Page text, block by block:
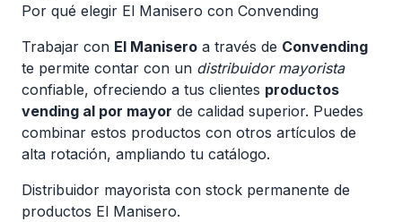
Por qué elegir El Manisero con Convending
Trabajar con El Manisero a través de Convending
te permite contar con un distribuidor mayorista
confiable, ofreciendo a tus clientes productos
vending al por mayor de calidad superior. Puedes
combinar estos productos con otros artículos de
alta rotación, ampliando tu catálogo.
Distribuidor mayorista con stock permanente de
productos El Manisero.